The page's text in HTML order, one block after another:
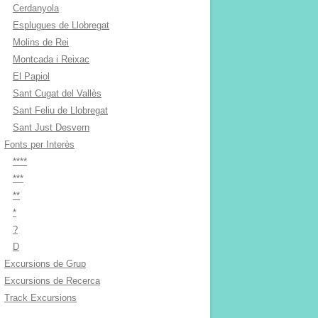
Cerdanyola
Esplugues de Llobregat
Molins de Rei
Montcada i Reixac
El Papiol
Sant Cugat del Vallès
Sant Feliu de Llobregat
Sant Just Desvern
Fonts per Interès
****
***
**
*
?
D
Excursions de Grup
Excursions de Recerca
Track Excursions